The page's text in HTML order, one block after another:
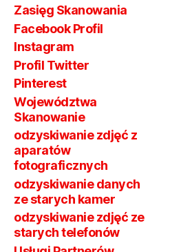
Zasięg Skanowania
Facebook Profil
Instagram
Profil Twitter
Pinterest
Województwa
Skanowanie
odzyskiwanie zdjęć z
aparatów
fotograficznych
odzyskiwanie danych
ze starych kamer
odzyskiwanie zdjęć ze
starych telefonów